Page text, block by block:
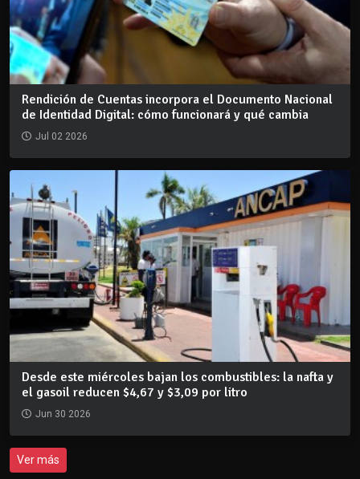
Rendición de Cuentas incorpora el Documento Nacional
de Identidad Digital: cómo funcionará y qué cambia
Jul 02 2026
Desde este miércoles bajan los combustibles: la nafta y
el gasoil reducen $4,67 y $3,09 por litro
Jun 30 2026
Ver más